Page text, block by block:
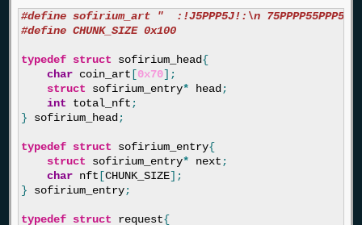
#define sofirium_art "  :!J5PPP5J!:\n
typedef struct sofirium_head{
char coin_art [0x70];
struct
sofirium_entry* head ;
int
total_nft ;
}
sofirium_head ;
typedef struct sofirium_entry{
struct
sofirium_entry* next ;
char nft [CHUNK_SIZE];
}
sofirium_entry;
typedef struct request{